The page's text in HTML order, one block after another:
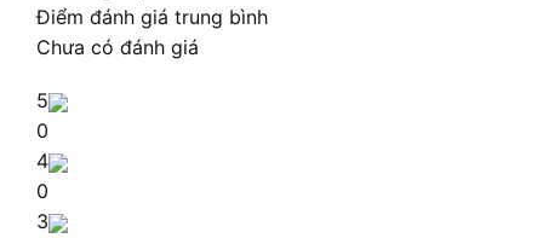
Điểm đánh giá trung bình
Chưa có đánh giá
5
0
4
0
3